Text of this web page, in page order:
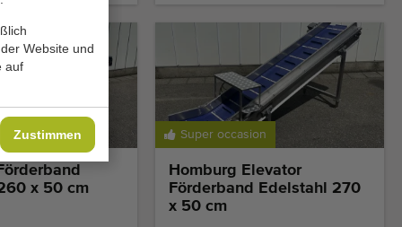
Website und
auf
Zustimmen
x 50 cm
Super occasion
Homburg Elevator
Förderband Edelstahl 270
x 50 cm